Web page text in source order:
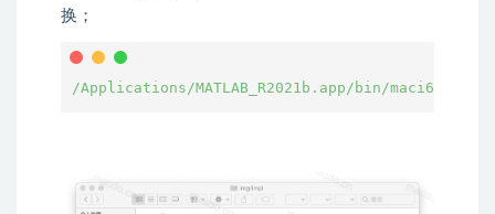
换；
/Applications/MATLAB_R2021b.app/bin/maci64/